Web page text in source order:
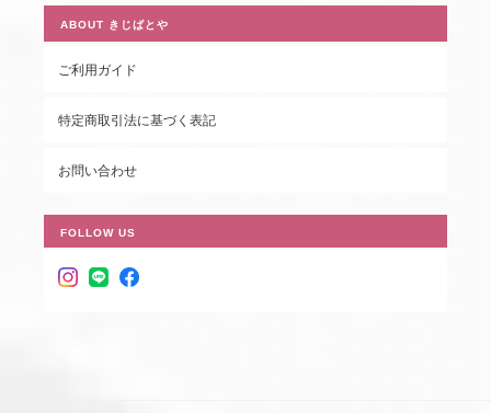
ABOUT きじばとや
ご利用ガイド
特定商取引法に基づく表記
お問い合わせ
FOLLOW US